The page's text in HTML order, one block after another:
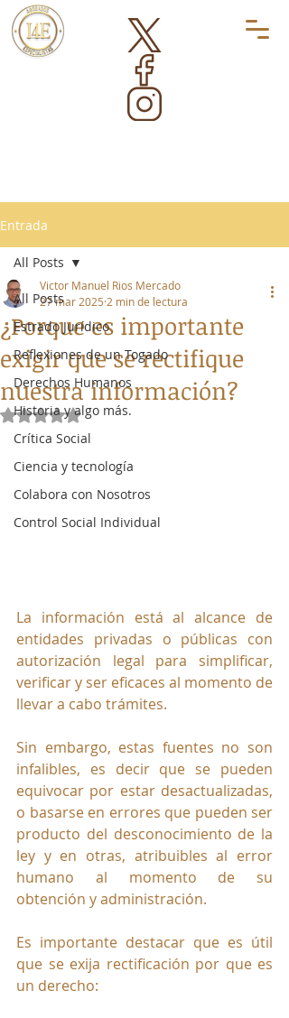
Entrada
All Posts
Estrado Jurídico
Reflexiones de un Togado
Derechos Humanos
Historia y algo más.
Crítica Social
Ciencia y tecnología
Colabora con Nosotros
Control Social Individual
All Posts
¿Porque es importante
exigir que se rectifique
nuestra información?
Victor Manuel Rios Mercado
27 mar 2025 2 min de lectura
Obtuvo NaN de 5 estrellas.
La información está al alcance de
entidades privadas o públicas con
autorización legal para simplificar,
verificar y ser eficaces al momento de
llevar a cabo trámites.
Sin embargo, estas fuentes no son
infalibles, es decir que se pueden
equivocar por estar desactualizadas,
o basarse en errores que pueden ser
producto del desconocimiento de la
ley y en otras, atribuibles al error
humano al momento de su
obtención y administración.
Es importante destacar que es útil
que se exija rectificación por que es
un derecho: